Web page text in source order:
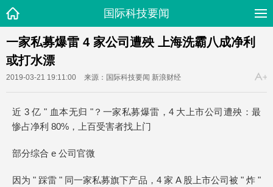
国际科技要闻
一家私募爆雷 4 家公司遭殃 上海洗霸八成净利
或打水漂
2019-03-21 19:11:00 来源：国际科技要闻 新浪财经
近 3 亿 " 血本无归 "？一家私募爆雷，4 大上市公司遭殃：最
惨占净利 80%，上百受害者找上门
部分综合 e 公司官微
因为 " 踩雷 " 同一家私募旗下产品，4 家 A 股上市公司被 " 炸 "